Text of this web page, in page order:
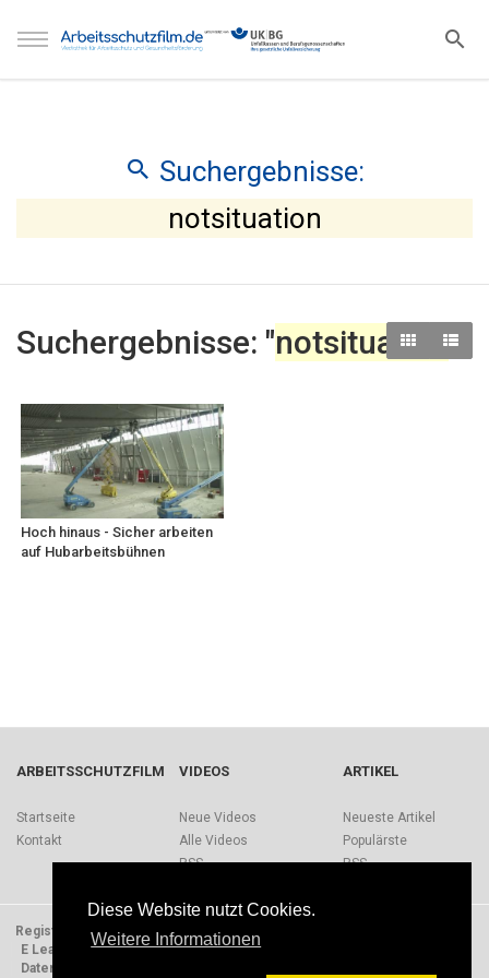
Diese Website nutzt Cookies.
Weitere Informationen
Suchergebnisse:
notsituation
Suchergebnisse: "notsituation"
Hoch hinaus - Sicher arbeiten
auf Hubarbeitsbühnen
ARBEITSSCHUTZFILM
Startseite
Kontakt
VIDEOS
Neue Videos
Alle Videos
RSS
ARTIKEL
Neueste Artikel
Populärste
RSS
Registrieren Impressum Quellen
E Learning Einheiten
Nutzungsbedingungen
Datenschutzerklärung